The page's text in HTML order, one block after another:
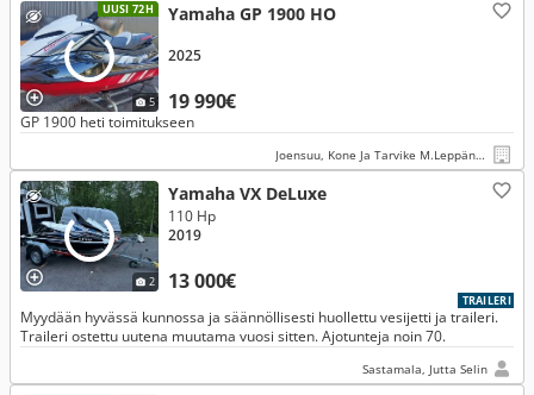
UUSI 72H
5
Yamaha GP 1900 HO
19 990€
2025
GP 1900 heti toimitukseen
Joensuu, Kone Ja Tarvike M.Leppänen Oy
2
Yamaha VX DeLuxe
13 000€
110 Hp
2019
TRAILERI
Myydään hyvässä kunnossa ja säännöllisesti huollettu vesijetti ja traileri.
Traileri ostettu uutena muutama vuosi sitten. Ajotunteja noin 70.
Sastamala, Jutta Selin